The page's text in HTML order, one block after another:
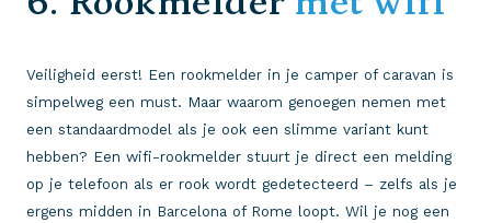
Veiligheid eerst! Een rookmelder in je camper of caravan is
simpelweg een must. Maar waarom genoegen nemen met
een standaardmodel als je ook een slimme variant kunt
hebben? Een wifi-rookmelder stuurt je direct een melding
op je telefoon als er rook wordt gedetecteerd – zelfs als je
ergens midden in Barcelona of Rome loopt. Wil je nog een